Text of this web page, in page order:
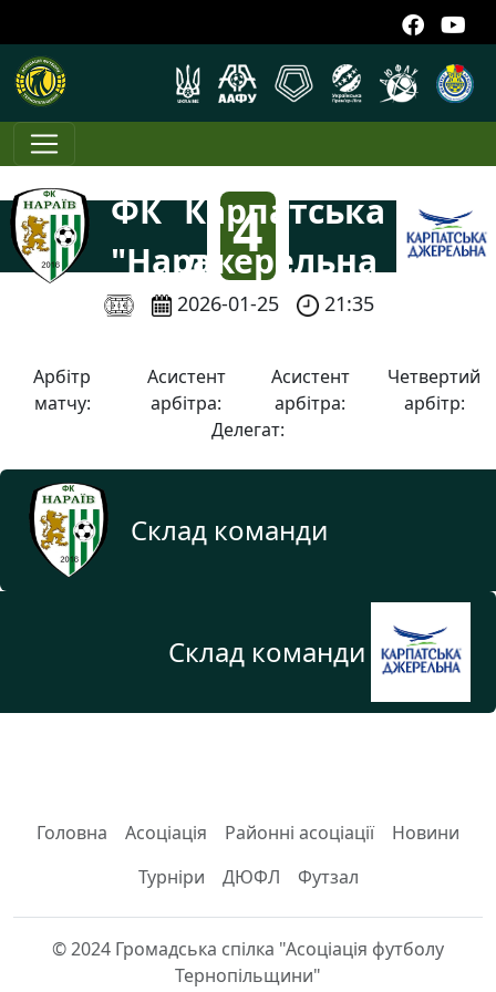
ФК
"Нараїв"
4
:
Карпатська
джерельна
2026-01-25 21:35
Арбітр
матчу:
Асистент
арбітра:
Асистент
арбітра:
Четвертий
арбітр:
Делегат:
Склад команди
Склад команди
Головна Асоціація Районні асоціації
Новини
Турніри
ДЮФЛ Футзал
© 2024 Громадська спілка "Асоціація футболу
Тернопільщини"